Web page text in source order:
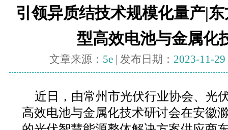
引领异质结技术规模化量产|
型高效电池与金属化
文章来源： 5e | 发布日期： 2023-11-29
近日，由常州市光伏行业协会、光
高效电池与金属化技术研讨会在安徽